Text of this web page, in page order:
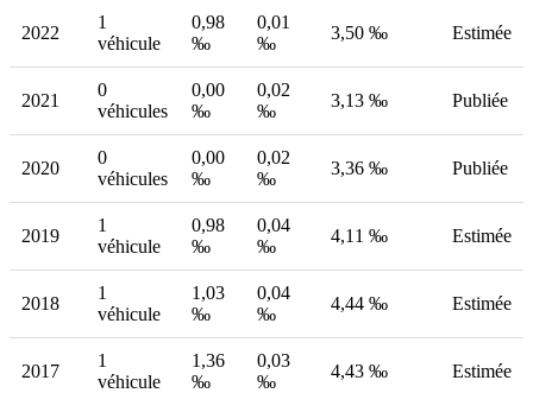
2022
1
véhicule
0,98
‰
0,01
‰
3,50 ‰ Estimée
2021
0
véhicules
0,00
‰
0,02
‰
3,13 ‰ Publiée
2020
0
véhicules
0,00
‰
0,02
‰
3,36 ‰ Publiée
2019
1
véhicule
0,98
‰
0,04
‰
4,11 ‰ Estimée
2018
1
véhicule
1,03
‰
0,04
‰
4,44 ‰ Estimée
2017
1
véhicule
1,36
‰
0,03
‰
4,43 ‰ Estimée